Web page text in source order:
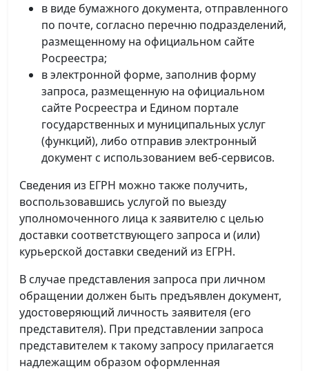
в виде бумажного документа, отправленного
по почте, согласно перечню подразделений,
размещенному на официальном сайте
Росреестра;
в электронной форме, заполнив форму
запроса, размещенную на официальном
сайте Росреестра и Едином портале
государственных и муниципальных услуг
(функций), либо отправив электронный
документ с использованием веб-сервисов.
Сведения из ЕГРН можно также получить,
воспользовавшись услугой по выезду
уполномоченного лица к заявителю с целью
доставки соответствующего запроса и (или)
курьерской доставки сведений из ЕГРН.
В случае представления запроса при личном
обращении должен быть предъявлен документ,
удостоверяющий личность заявителя (его
представителя). При представлении запроса
представителем к такому запросу прилагается
надлежащим образом оформленная